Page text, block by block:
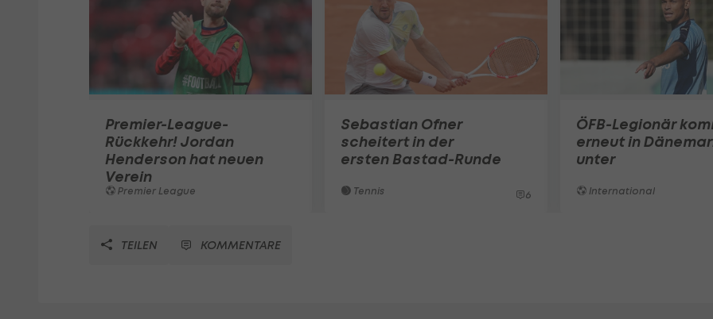
Premier-League-
Rückkehr! Jordan
Henderson hat neuen
Verein
Premier League
Sebastian Ofner
scheitert in der
ersten Bastad-Runde
Tennis 6
ÖFB-Legionär
erneut in
unter
International
TEILEN KOMMENTARE